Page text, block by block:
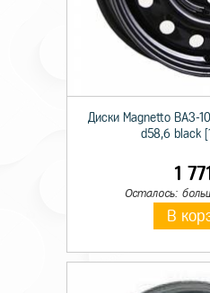
Диски Magnetto ВАЗ-
d58,6 black
1
Осталось:
В